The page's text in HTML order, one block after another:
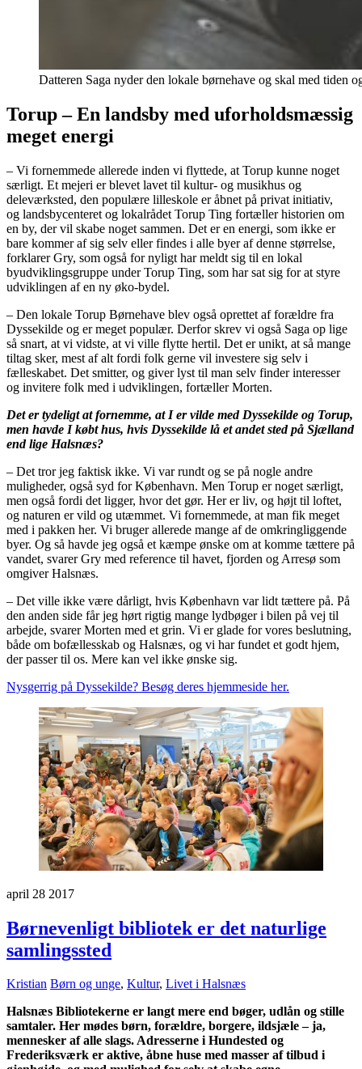
Datteren Saga nyder den lokale børnehave og skal med tiden
Torup – En landsby med uforholdsmæssig
meget energi
– Vi fornemmede allerede inden vi flyttede, at Torup kunne noget
særligt. Et mejeri er blevet lavet til kultur- og musikhus og
deleværksted, den populære lilleskole er åbnet på privat initiativ,
og landsbycenteret og lokalrådet Torup Ting fortæller historien om
en by, der vil skabe noget sammen. Det er en energi, som ikke er
bare kommer af sig selv eller findes i alle byer af denne størrelse,
forklarer Gry, som også for nyligt har meldt sig til en lokal
byudviklingsgruppe under Torup Ting, som har sat sig for at styre
udviklingen af en ny øko-bydel.
– Den lokale Torup Børnehave blev også oprettet af forældre fra
Dyssekilde og er meget populær. Derfor skrev vi også Saga op lige
så snart, at vi vidste, at vi ville flytte hertil. Det er unikt, at så mange
tiltag sker, mest af alt fordi folk gerne vil investere sig selv i
fælleskabet. Det smitter, og giver lyst til man selv finder interesser
og invitere folk med i udviklingen, fortæller Morten.
Det er tydeligt at fornemme, at I er vilde med Dyssekilde og Torup,
men havde I købt hus, hvis Dyssekilde lå et andet sted på Sjælland
end lige Halsnæs?
– Det tror jeg faktisk ikke. Vi var rundt og se på nogle andre
muligheder, også syd for København. Men Torup er noget særligt,
men også fordi det ligger, hvor det gør. Her er liv, og højt til loftet,
og naturen er vild og utæmmet. Vi fornemmede, at man fik meget
med i pakken her. Vi bruger allerede mange af de omkringliggende
byer. Og så havde jeg også et kæmpe ønske om at komme tættere på
vandet, svarer Gry med reference til havet, fjorden og Arresø som
omgiver Halsnæs.
– Det ville ikke være dårligt, hvis København var lidt tættere på. På
den anden side får jeg hørt rigtig mange lydbøger i bilen på vej til
arbejde, svarer Morten med et grin. Vi er glade for vores beslutning,
både om bofællesskab og Halsnæs, og vi har fundet et godt hjem,
der passer til os. Mere kan vel ikke ønske sig.
Nysgerrig på Dyssekilde? Besøg deres hjemmeside her.
april 28 2017
Børnevenligt bibliotek er det naturlige
samlingssted
Kristian Børn og unge, Kultur, Livet i Halsnæs
Halsnæs Bibliotekerne er langt mere end bøger, udlån og stille
samtaler. Her mødes børn, forældre, borgere, ildsjæle – ja,
mennesker af alle slags. Adresserne i Hundested og
Frederiksværk er aktive, åbne huse med masser af tilbud i